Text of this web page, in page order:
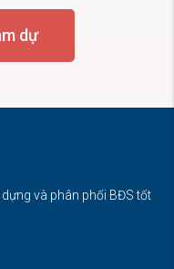
dự
và phân phối BĐS tốt